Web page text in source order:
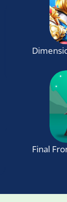
Final